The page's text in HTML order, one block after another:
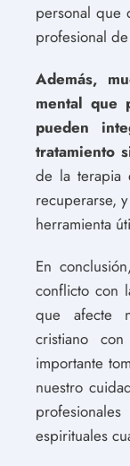
personal que
profesional
Además,
mental que
pueden
tratamiento
de la terapia
recuperarse,
herramienta
En
conflicto con
que afecte
cristiano
importante
nuestro
espirituales